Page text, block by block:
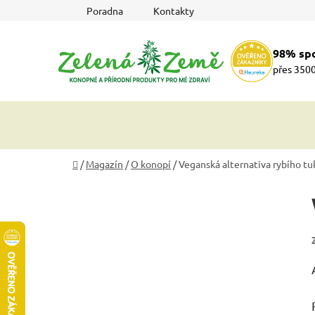
Poradna Kontakty
98%
přes
Domů
/ Magazín /O konopí /Veganská alternativa rybího